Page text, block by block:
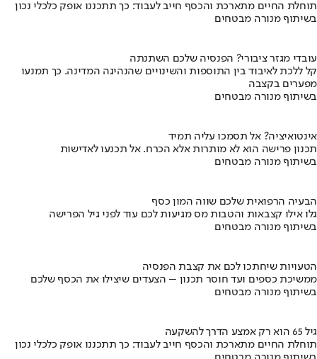
תוחלת החיים מתארכת והכסף חייב לעבוד: כך תתכננו אופק כלכלי נכון
בשיתוף מנורה מבטחים
עובדי מגזר ציבורי? הפנסיה שלכם השתנתה
קל ללכת לאיבוד בין התוספות והשינויים שהנהיגה המדינה. כך תמנעו
מפערים בקצבה
בשיתוף מנורה מבטחים
אינטואיציה? אל תסמכו עליה תמיד
תכנון פרישה הוא לא מותרות אלא הכרח. אל תכנעו לאדישות
בשיתוף מנורה מבטחים
הבעיה הרפואית שלכם שווה המון כסף
גלו אילו קצבאות והטבות מס מגיעות לכם עוד לפני גיל הפרישה
בשיתוף מנורה מבטחים
הטעויות שיחתכו לכם את קצבת הפנסיה
ממשיכת כספים ועד חוסר תכנון – הצעדים שיצילו את הכסף שלכם
בשיתוף מנורה מבטחים
גיל 65 הוא רק אמצע הדרך להשקעה
תוחלת החיים מתארכת והכסף חייב לעבוד: כך תתכננו אופק כלכלי נכון